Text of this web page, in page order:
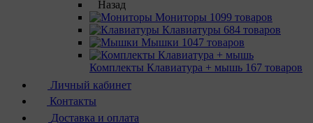
Назад
Мониторы 1099 товаров
Клавиатуры 684 товаров
Мышки 1047 товаров
Комплекты Клавиатура + мышь 167 товаров
Личный кабинет
Контакты
Доставка и оплата